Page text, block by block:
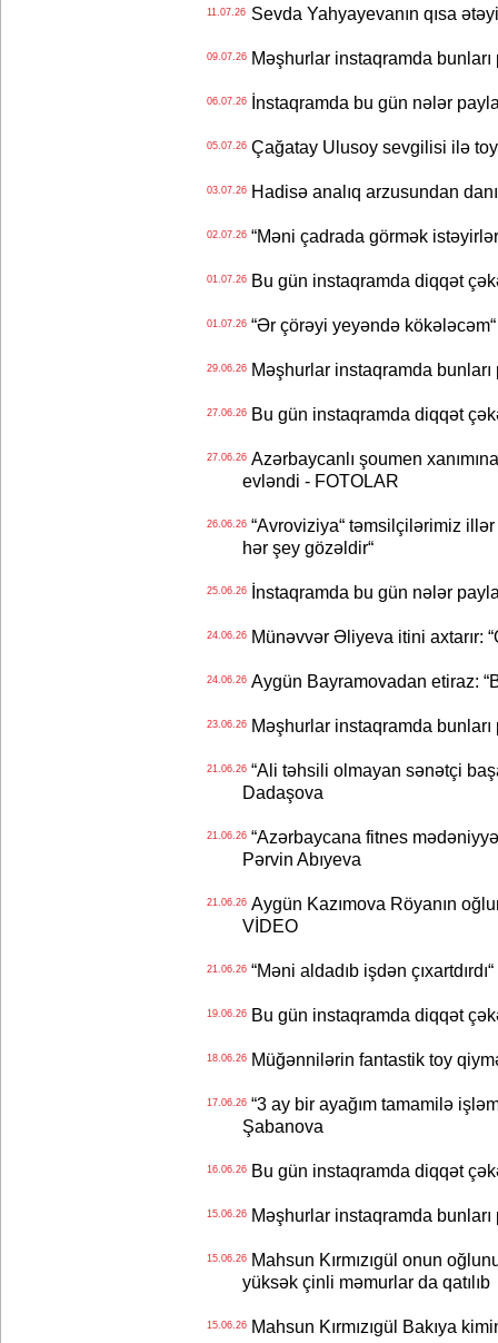
11.07.26Sevda Yahyayevanın qısa
09.07.26Məşhurlar instaqramda bunları
06.07.26İnstaqramda bu gün nələr
05.07.26Çağatay Ulusoy sevgilisi ilə
03.07.26Hadisə analıq arzusundan
02.07.26“Məni çadrada görmək
01.07.26Bu gün instaqramda diqqət
01.07.26“Ər çörəyi yeyəndə kökələcəm“
29.06.26Məşhurlar instaqramda bunları
27.06.26Bu gün instaqramda diqqət
27.06.26Azərbaycanlı şoumen
evləndi - FOTOLAR
26.06.26“Avroviziya“ təmsilçilərimiz illər
hər şey gözəldir“
25.06.26İnstaqramda bu gün nələr
24.06.26Münəvvər Əliyeva itini axtarır:
24.06.26Aygün Bayramovadan etiraz:
23.06.26Məşhurlar instaqramda bunları
21.06.26“Ali təhsili olmayan sənətçi
Dadaşova
21.06.26“Azərbaycana fitnes
Pərvin Abıyeva
21.06.26Aygün Kazımova Röyanın
VİDEO
21.06.26“Məni aldadıb işdən
19.06.26Bu gün instaqramda diqqət
18.06.26Müğənnilərin fantastik toy
17.06.26“3 ay bir ayağım tamamilə
Şabanova
16.06.26Bu gün instaqramda diqqət
15.06.26Məşhurlar instaqramda bunları
15.06.26Mahsun Kırmızıgül onun
yüksək çinli məmurlar da qatılıb
15.06.26Mahsun Kırmızıgül Bakıya